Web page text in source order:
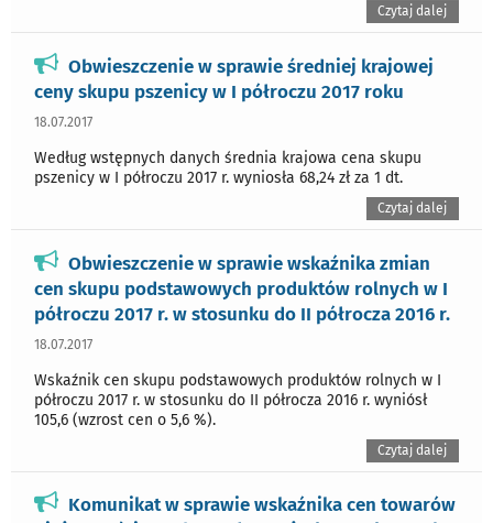
Czytaj dalej
Obwieszczenie w sprawie średniej krajowej
ceny skupu pszenicy w I półroczu 2017 roku
18.07.2017
Według wstępnych danych średnia krajowa cena skupu
pszenicy w I półroczu 2017 r. wyniosła 68,24 zł za 1 dt.
Czytaj dalej
Obwieszczenie w sprawie wskaźnika zmian
cen skupu podstawowych produktów rolnych w I
półroczu 2017 r. w stosunku do II półrocza 2016 r.
18.07.2017
Wskaźnik cen skupu podstawowych produktów rolnych w I
półroczu 2017 r. w stosunku do II półrocza 2016 r. wyniósł
105,6 (wzrost cen o 5,6 %).
Czytaj dalej
Komunikat w sprawie wskaźnika cen towarów